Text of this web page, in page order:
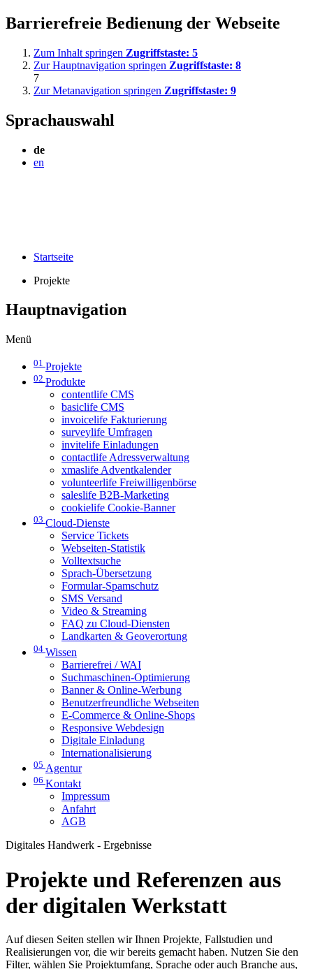
Barrierefreie Bedienung der Webseite
Zum Inhalt springen Zugriffstaste: 5
Zur Hauptnavigation springen Zugriffstaste: 8
7
Zur Metanavigation springen Zugriffstaste: 9
Sprachauswahl
de
en
Startseite
Projekte
Hauptnavigation
Menü
01 Projekte
02 Produkte
contentlife CMS
basiclife CMS
invoicelife Fakturierung
surveylife Umfragen
invitelife Einladungen
contactlife Adressverwaltung
xmaslife Adventkalender
volunteerlife Freiwilligenbörse
saleslife B2B-Marketing
cookielife Cookie-Banner
03 Cloud-Dienste
Service Tickets
Webseiten-Statistik
Volltextsuche
Sprach-Übersetzung
Formular-Spamschutz
SMS Versand
Video & Streaming
FAQ zu Cloud-Diensten
Landkarten & Geoverortung
04 Wissen
Barrierefrei / WAI
Suchmaschinen-Optimierung
Banner & Online-Werbung
Benutzerfreundliche Webseiten
E-Commerce & Online-Shops
Responsive Webdesign
Digitale Einladung
Internationalisierung
05 Agentur
06 Kontakt
Impressum
Anfahrt
AGB
Digitales Handwerk - Ergebnisse
Projekte und Referenzen aus
der digitalen Werkstatt
Auf diesen Seiten stellen wir Ihnen Projekte, Fallstudien und
Realisierungen vor, die wir bereits gemacht haben. Nutzen Sie den
Filter, wählen Sie Projektumfang, Sprache oder auch Branche aus,